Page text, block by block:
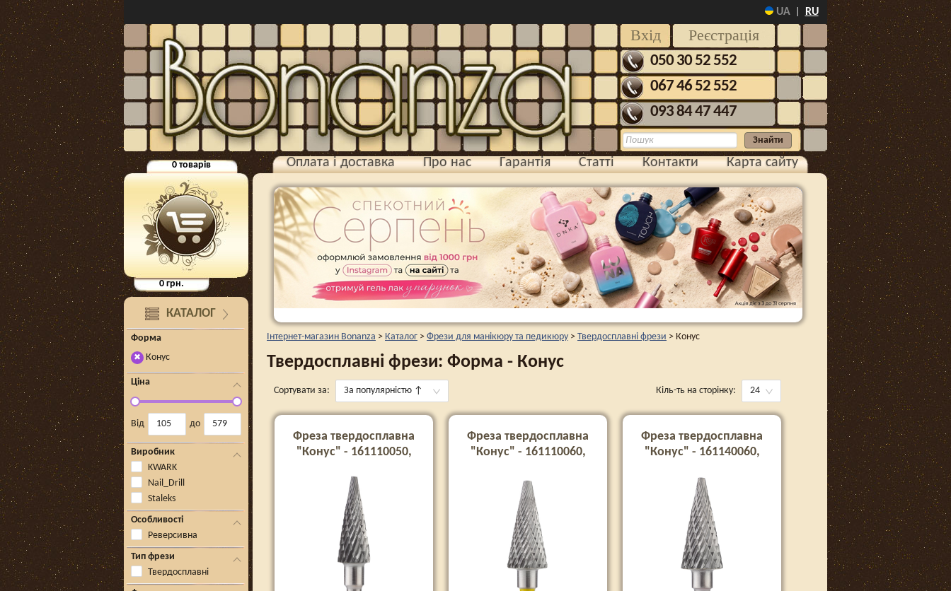
UA RU
Реєстрація
Вхід
050 30 52 552
067 46 52 552
093 84 47 447
0 товарів
0грн.
КАТАЛОГ
Форма
✖ Конус
Ціна
Від до
Виробник
KWARK
Nail_Drill
Staleks
Особливості
Реверсивна
Тип фрези
Твердосплавні
Оплата і доставка Про нас Гарантія Статті Контакти Карта сайту
Інтернет-магазин Bonanza > Каталог > Фрези для манікюру та педикюру > Твердосплавні фрези > Конус
Твердосплавні фрези: Форма - Конус
Сортувати за: За популярністю ↑ Кіль-ть на сторінку: 24
Фреза твердосплавна
"Конус" - 161110050,
Фреза твердосплавна
"Конус" - 161110060,
Фреза твердосплавна
"Конус" - 161140060,